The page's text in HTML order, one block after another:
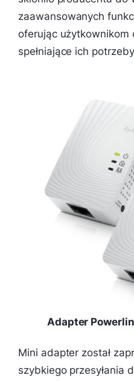
zaawansowanych
oferując użytkownikom
spełniające ich
Adapter
Mini adapter został
szybkiego przesyłania